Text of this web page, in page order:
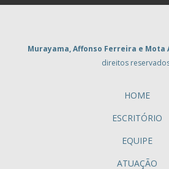
Murayama, Affonso Ferreira e Mota
direitos
HOME
ESCRITÓRIO
EQUIPE
ATUAÇÃO